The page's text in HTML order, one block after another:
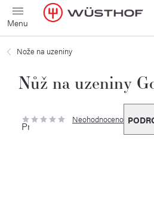
Přejít
na
obsah
Nože na uzeniny
Nůž na uzeniny
Průměrné
hodnocení
Neohodnoceno